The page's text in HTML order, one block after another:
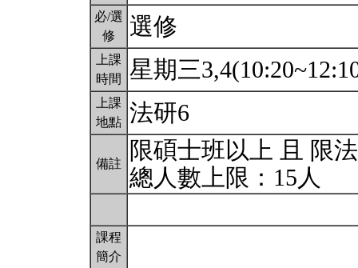
必/選
修
選修
上課
時間
星期三
上課
地點 法研6
備註
限碩士班以上 且 限
總人數上限：15人
課程
簡介